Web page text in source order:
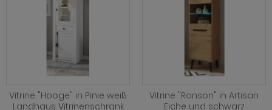
Vitrine "Hooge" in Pinie weiß
Landhaus Vitrinenschrank
Vitrine "Ronson" in Artisan
Eiche und schwarz